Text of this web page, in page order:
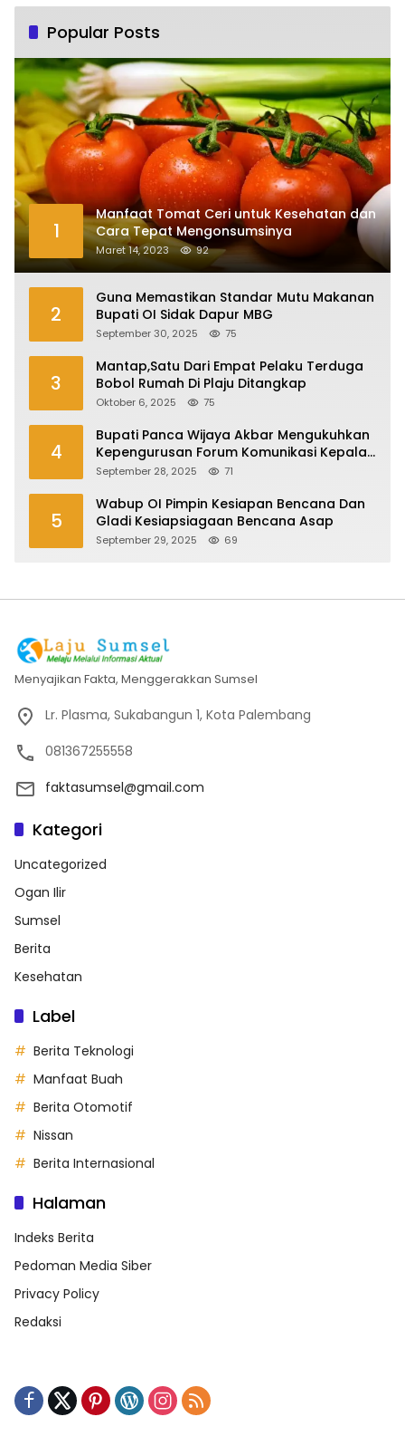
Popular Posts
1
Manfaat Tomat Ceri untuk Kesehatan dan
Cara Tepat Mengonsumsinya
Maret 14, 2023 92
2
Guna Memastikan Standar Mutu Makanan
Bupati OI Sidak Dapur MBG
September 30, 2025 75
3
Mantap,Satu Dari Empat Pelaku Terduga
Bobol Rumah Di Plaju Ditangkap
Oktober 6, 2025 75
4
Bupati Panca Wijaya Akbar Mengukuhkan
Kepengurusan Forum Komunikasi Kepala
Desa Kabupaten Ogan Ilir Periode 2025-
September 28, 2025 71
5
Wabup OI Pimpin Kesiapan Bencana Dan
Gladi Kesiapsiagaan Bencana Asap
September 29, 2025 69
Menyajikan Fakta, Menggerakkan Sumsel
Lr. Plasma, Sukabangun 1, Kota Palembang
081367255558
faktasumsel@gmail.com
Kategori
Uncategorized
Ogan Ilir
Sumsel
Berita
Kesehatan
Label
Berita Teknologi
Manfaat Buah
Berita Otomotif
Nissan
Berita Internasional
Halaman
Indeks Berita
Pedoman Media Siber
Privacy Policy
Redaksi